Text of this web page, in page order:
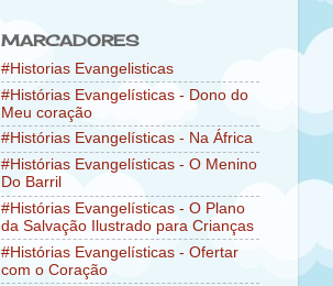
MARCADORES
#Historias Evangelisticas
#Histórias Evangelísticas - Dono do
Meu coração
#Histórias Evangelísticas - Na África
#Histórias Evangelísticas - O Menino
Do Barril
#Histórias Evangelísticas - O Plano
da Salvação Ilustrado para Crianças
#Histórias Evangelísticas - Ofertar
com o Coração